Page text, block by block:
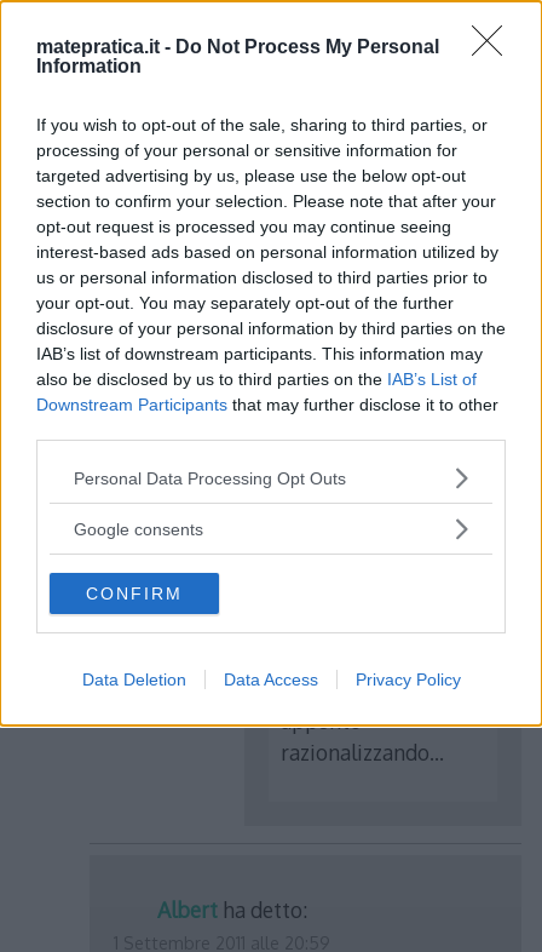
matepratica.it - Do Not Process My Personal
Information
If you wish to opt-out of the sale, sharing to third parties, or
processing of your personal or sensitive information for
targeted advertising by us, please use the below opt-out
section to confirm your selection. Please note that after your
opt-out request is processed you may continue seeing
interest-based ads based on personal information utilized by
us or personal information disclosed to third parties prior to
your opt-out. You may separately opt-out of the further
disclosure of your personal information by third parties on the
IAB’s list of downstream participants. This information may
also be disclosed by us to third parties on the IAB’s List of
Downstream Participants that may further disclose it to other
Please note that this website/app uses one or more Google
not limited to your visit or usage behaviour. You may click to
use your data for below specified purposes in below Google
consent section.
Personal Data Processing Opt Outs
Google consents
CONFIRM
Data Deletion Data Access Privacy Policy
X=radice quadrata di 1/5?
Rispondi
Albertha detto:
24 Ottobre 2012 alle 12:10
Si infatti anche a me
viene
1/rad5=rad(1/5), solo
che ho anche
razionalizzato
moltiplicando e
dividendo per rad5.
Il risultato e lo
solito si preferisce
denominatore
appunto
razionalizzando…
Albert ha detto: